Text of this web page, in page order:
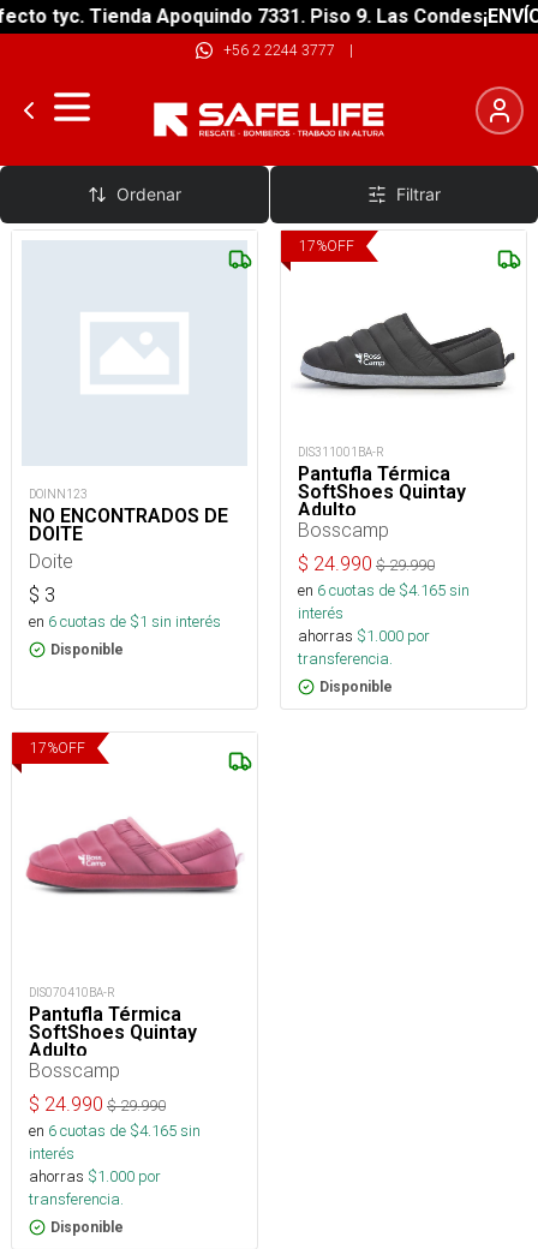
tyc. Tienda Apoquindo 7331. Piso 9. Las Condes
+56 2 2244 3777 |
Pantuflas
Ordenar Filtrar
DOINN123
NO ENCONTRADOS DE
DOITE
Doite
$ 3
en 6cuotas de $1 sin interés
Disponible
17%OFF
DIS311001BA-R
Pantufla Térmica
SoftShoes Quintay
Adulto
Bosscamp
$ 24.990 $29.990
en 6cuotas de $4.165sin
interés
ahorras $1.000 por
transferencia.
Disponible
17%OFF
DIS070410BA-R
Pantufla Térmica
SoftShoes Quintay
Adulto
Bosscamp
$ 24.990 $29.990
en 6cuotas de $4.165sin
interés
ahorras $1.000 por
transferencia.
Disponible